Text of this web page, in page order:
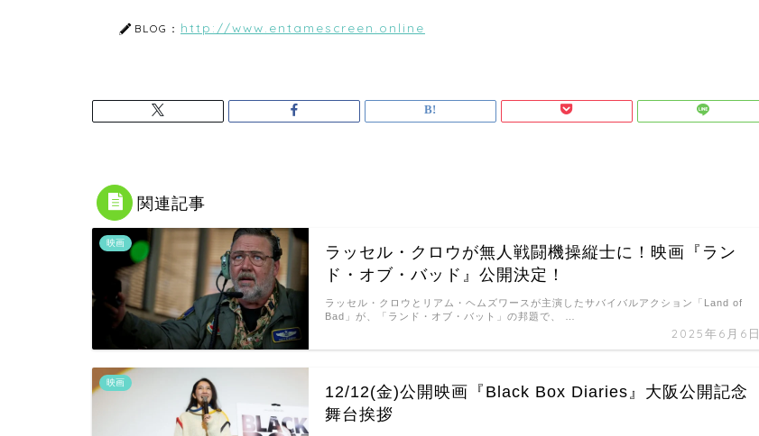
BLOG： http://www.entamescreen.online
関連記事
映画
ラッセル・クロウが無人戦闘機操縦士に！映画『ラン
ド・オブ・バッド』公開決定！
2025年6月6日
ラッセル・クロウとリアム・ヘムズワースが主演したサバイバルアクション「Land of
Bad」が、「ランド・オブ・バット」の邦題で、 …
映画
12/12(金)公開映画『Black Box Diaries』大阪公開記念
舞台挨拶